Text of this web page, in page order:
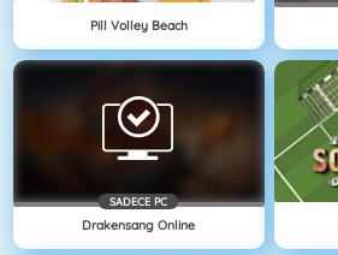
Pill Volley Beach
SADECE PC
Drakensang Online